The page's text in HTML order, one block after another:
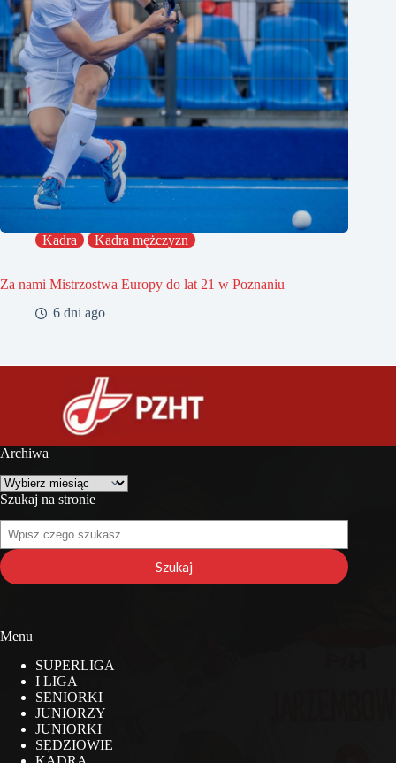
Kadra Kadra mężczyzn
Za nami Mistrzostwa Europy do lat 21 w Poznaniu
6 dni ago
Archiwa
Archiwa
Szukaj na stronie
Szukaj
na
stronie
Szukaj
Menu
SUPERLIGA
I LIGA
SENIORKI
JUNIORZY
JUNIORKI
SĘDZIOWIE